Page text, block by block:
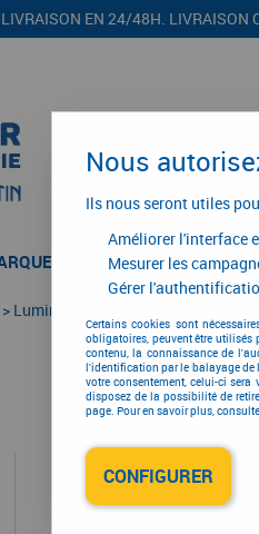
LIVRAISON EN 24/48H. LIVRAISON
> Luminaire led
Nous
Ils nous seront utiles
Améliorer l'interface
Mesurer les
Gérer
Certains cookies sont
obligatoires, peuvent être utilisés
contenu, la connaissance de
l'identification par le balayage de
votre consentement, celui-ci
disposez de la possibilité de
page. Pour en savoir plus,
CONFIGURER